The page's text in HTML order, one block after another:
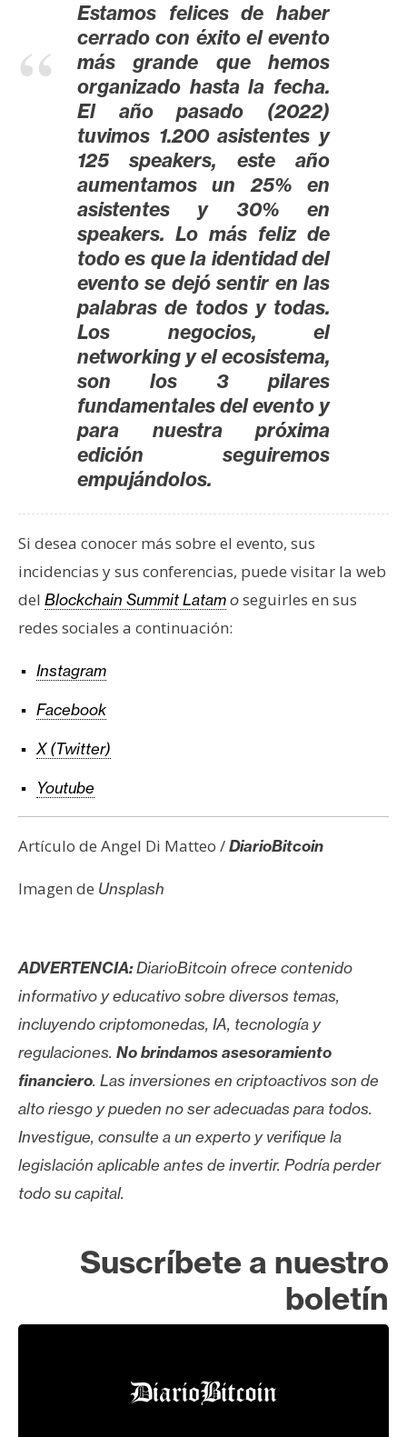
Estamos felices de haber
cerrado con éxito el evento
más grande que hemos
organizado hasta la fecha.
El año pasado (2022)
tuvimos 1.200 asistentes y
125 speakers, este año
aumentamos un 25% en
asistentes y 30% en
speakers. Lo más feliz de
todo es que la identidad del
evento se dejó sentir en las
palabras de todos y todas.
Los negocios, el
networking y el ecosistema,
son los 3 pilares
fundamentales del evento y
para nuestra próxima
edición seguiremos
empujándolos.
Si desea conocer más sobre el evento, sus
incidencias y sus conferencias, puede visitar la web
del Blockchain Summit Latamoseguirles en sus
redes sociales a continuación:
Instagram
Facebook
X (Twitter)
Youtube
Artículo de Angel Di Matteo /DiarioBitcoin
Imagen de Unsplash
ADVERTENCIA:DiarioBitcoin ofrece contenido
informativo y educativo sobre diversos temas,
incluyendo criptomonedas, IA, tecnología y
regulaciones. No brindamos asesoramiento
financiero. Las inversiones en criptoactivos son de
alto riesgo y pueden no ser adecuadas para todos.
Investigue, consulte a un experto y verifique la
legislación aplicable antes de invertir. Podría perder
todo su capital.
Suscríbete a nuestro
boletín